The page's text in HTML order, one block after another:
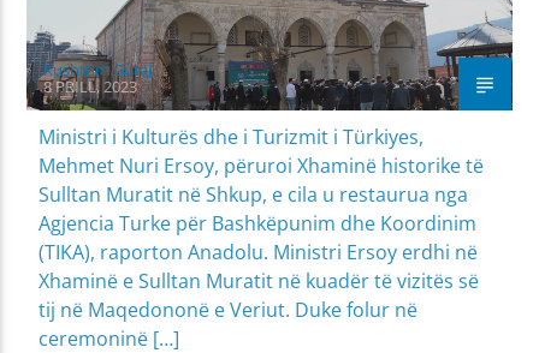
Kushtrim Guraj
8 PRILL, 2023
Ministri i Kulturës dhe i Turizmit i Türkiyes,
Mehmet Nuri Ersoy, përuroi Xhaminë historike të
Sulltan Muratit në Shkup, e cila u restaurua nga
Agjencia Turke për Bashkëpunim dhe Koordinim
(TIKA), raporton Anadolu. Ministri Ersoy erdhi në
Xhaminë e Sulltan Muratit në kuadër të vizitës së
tij në Maqedononë e Veriut. Duke folur në
ceremoninë […]